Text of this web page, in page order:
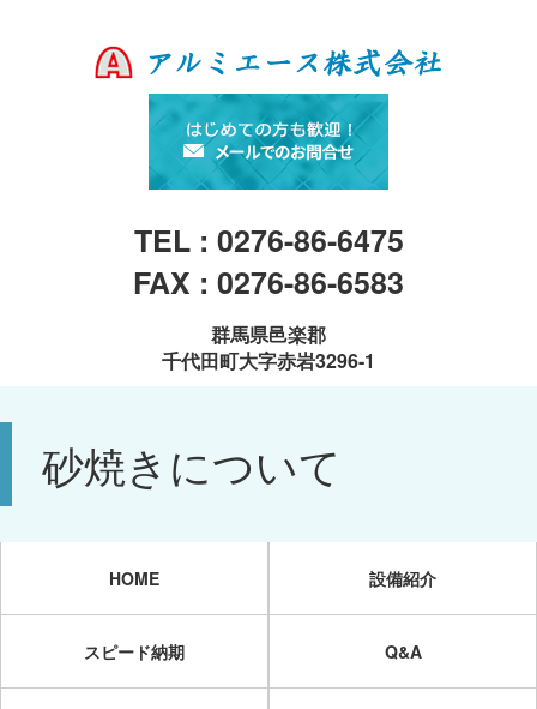
TEL : 0276-86-6475
FAX : 0276-86-6583
群馬県邑楽郡
千代田町大字赤岩3296-1
砂焼きについて
HOME 設備紹介
スピード納期 Q&A